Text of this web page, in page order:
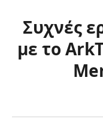
Συχνές
με το